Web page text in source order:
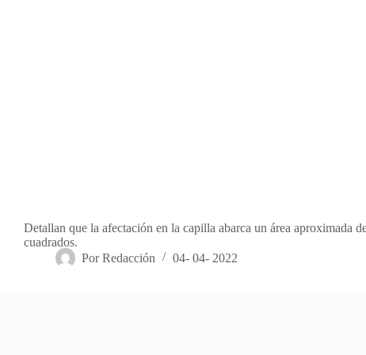
Detallan que la afectación en la capilla abarca un área aproximada
cuadrados.
Por Redacción 04- 04- 2022